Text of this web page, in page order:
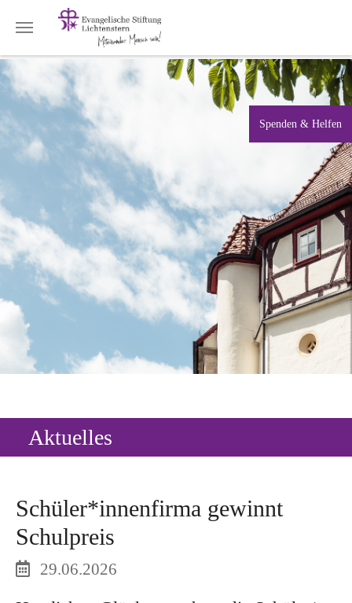
Zum Hauptinhalt springen
Spenden & Helfen
Aktuelles
Schüler*innenfirma gewinnt
Schulpreis
29.06.2026